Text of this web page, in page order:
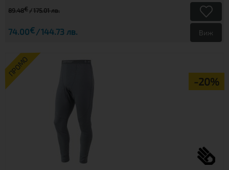
89.48€ 175.01 лв.
74.00€ 144.73 лв. Виж
ПРОМО
-20%